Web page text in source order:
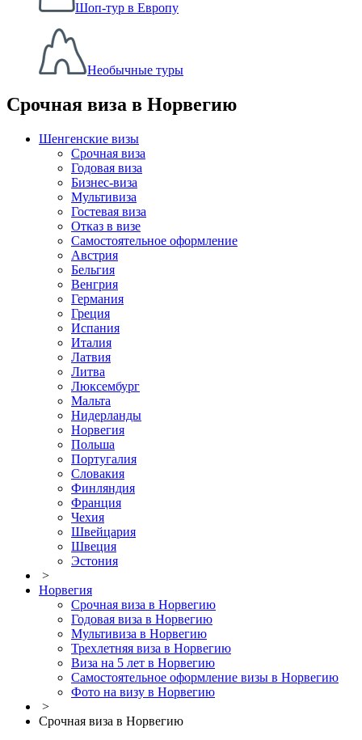
Шоп-тур в Европу
Необычные туры
Срочная виза в Норвегию
Шенгенские визы
Срочная виза
Годовая виза
Бизнес-виза
Мультивиза
Гостевая виза
Отказ в визе
Самостоятельное оформление
Австрия
Бельгия
Венгрия
Германия
Греция
Испания
Италия
Латвия
Литва
Люксембург
Мальта
Нидерланды
Норвегия
Польша
Португалия
Словакия
Финляндия
Франция
Чехия
Швейцария
Швеция
Эстония
>
Норвегия
Срочная виза в Норвегию
Годовая виза в Норвегию
Мультивиза в Норвегию
Трехлетняя виза в Норвегию
Виза на 5 лет в Норвегию
Самостоятельное оформление визы в Норвегию
Фото на визу в Норвегию
>
Срочная виза в Норвегию